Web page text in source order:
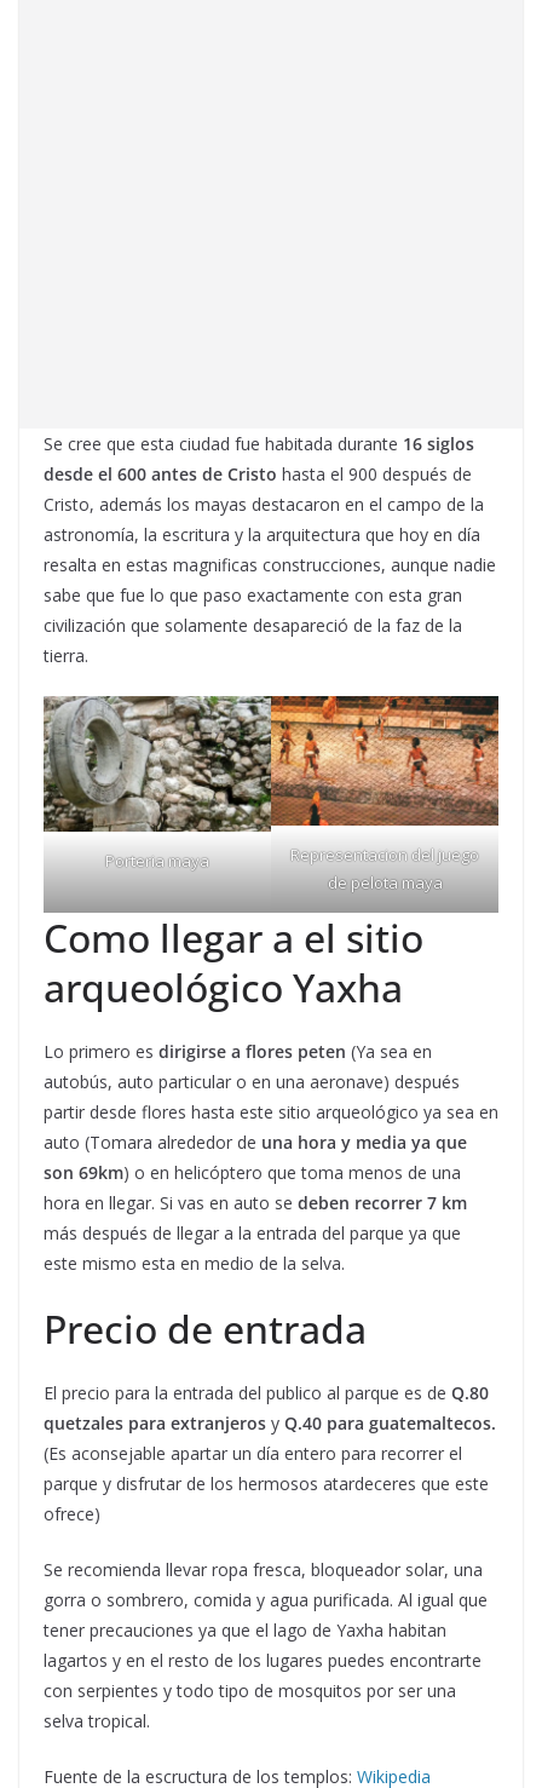
Se cree que esta ciudad fue habitada durante 16 siglos
desde el 600 antes de Cristo hasta el 900 después de
Cristo, además los mayas destacaron en el campo de la
astronomía, la escritura y la arquitectura que hoy en día
resalta en estas magnificas construcciones, aunque nadie
sabe que fue lo que paso exactamente con esta gran
civilización que solamente desapareció de la faz de la
tierra.
Porteria maya
Representacion del juego
de pelota maya
Como llegar a el sitio
arqueológico Yaxha
Lo primero es dirigirse a flores peten (Ya sea en
autobús, auto particular o en una aeronave) después
partir desde flores hasta este sitio arqueológico ya sea en
auto (Tomara alrededor de una hora y media ya que
son 69km) o en helicóptero que toma menos de una
hora en llegar. Si vas en auto se deben recorrer 7 km
más después de llegar a la entrada del parque ya que
este mismo esta en medio de la selva.
Precio de entrada
El precio para la entrada del publico al parque es de Q.80
quetzales para extranjeros y Q.40 para guatemaltecos.
(Es aconsejable apartar un día entero para recorrer el
parque y disfrutar de los hermosos atardeceres que este
ofrece)
Se recomienda llevar ropa fresca, bloqueador solar, una
gorra o sombrero, comida y agua purificada. Al igual que
tener precauciones ya que el lago de Yaxha habitan
lagartos y en el resto de los lugares puedes encontrarte
con serpientes y todo tipo de mosquitos por ser una
selva tropical.
Fuente de la escructura de los templos: Wikipedia